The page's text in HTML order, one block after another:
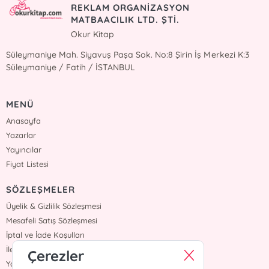
REKLAM ORGANİZASYON
MATBAACILIK LTD. ŞTİ.
Okur Kitap
Süleymaniye Mah. Siyavuş Paşa Sok. No:8 Şirin İş Merkezi K:3
Süleymaniye / Fatih / İSTANBUL
MENÜ
Anasayfa
Yazarlar
Yayıncılar
Fiyat Listesi
SÖZLEŞMELER
Üyelik & Gizlilik Sözleşmesi
Mesafeli Satış Sözleşmesi
İptal ve İade Koşulları
İletişim
YardımÇerezler